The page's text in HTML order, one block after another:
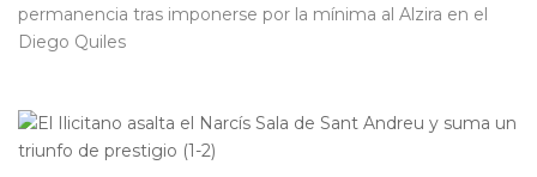
permanencia tras imponerse por la mínima al Alzira en el
Diego Quiles